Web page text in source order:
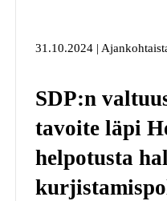
31.10.2024 |
SDP:n
tavoite läpi
helpotusta